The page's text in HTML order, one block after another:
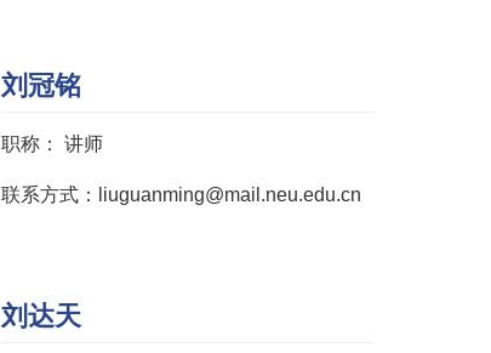
刘冠铭
职称： 讲师
联系方式：liuguanming@mail.neu.edu.cn
刘达天